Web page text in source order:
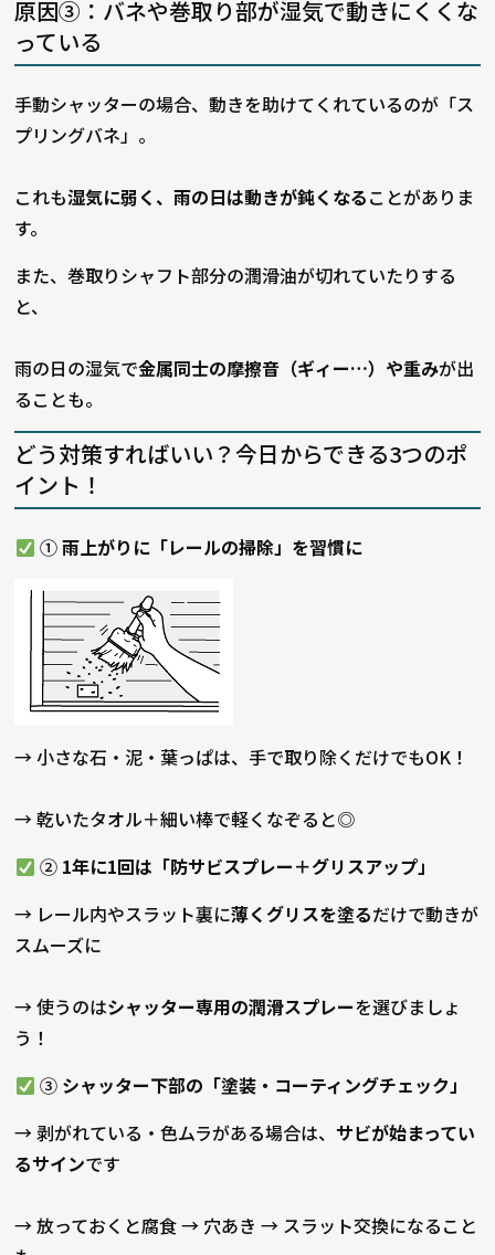
原因③：バネや巻取り部が湿気で動きにくくな
っている
手動シャッターの場合、動きを助けてくれているのが「ス
プリングバネ」。
これも湿気に弱く、雨の日は動きが鈍くなることがありま
す。
また、巻取りシャフト部分の潤滑油が切れていたりする
と、
雨の日の湿気で金属同士の摩擦音（ギィー…）や重みが出
ることも。
どう対策すればいい？今日からできる3つのポ
イント！
①雨上がりに「レールの掃除」を習慣に
→ 小さな石・泥・葉っぱは、手で取り除くだけでもOK！
→ 乾いたタオル＋細い棒で軽くなぞると◎
② 1年に1回は「防サビスプレー＋グリスアップ」
→ レール内やスラット裏に薄くグリスを塗るだけで動きが
スムーズに
→ 使うのはシャッター専用の潤滑スプレーを選びましょ
う！
③ シャッター下部の「塗装・コーティングチェック」
→ 剥がれている・色ムラがある場合は、 サビが始まってい
るサインです
→ 放っておくと腐食 → 穴あき → スラット交換になること